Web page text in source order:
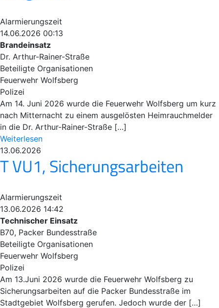
Alarmierungszeit
14.06.2026 00:13
Brandeinsatz
Dr. Arthur-Rainer-Straße
Beteiligte Organisationen
Feuerwehr Wolfsberg
Polizei
Am 14. Juni 2026 wurde die Feuerwehr Wolfsberg um kurz
nach Mitternacht zu einem ausgelösten Heimrauchmelder
in die Dr. Arthur-Rainer-Straße […]
Weiterlesen
13.06.2026
T VU1, Sicherungsarbeiten
Alarmierungszeit
13.06.2026 14:42
Technischer Einsatz
B70, Packer Bundesstraße
Beteiligte Organisationen
Feuerwehr Wolfsberg
Polizei
Am 13.Juni 2026 wurde die Feuerwehr Wolfsberg zu
Sicherungsarbeiten auf die Packer Bundesstraße im
Stadtgebiet Wolfsberg gerufen. Jedoch wurde der […]